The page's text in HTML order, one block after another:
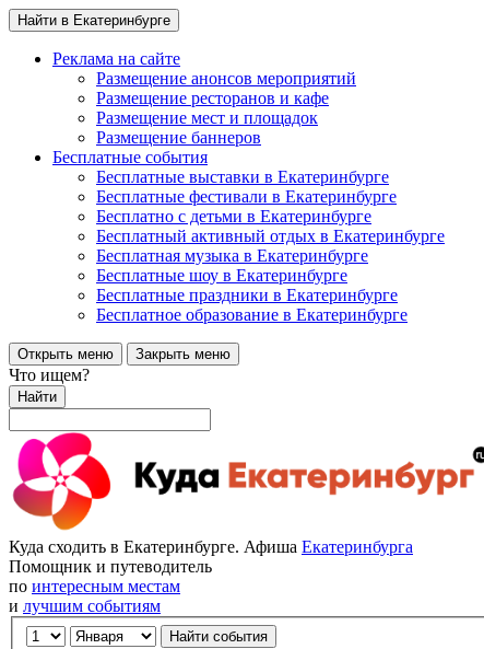
Найти в Екатеринбурге
Реклама на сайте
Размещение анонсов мероприятий
Размещение ресторанов и кафе
Размещение мест и площадок
Размещение баннеров
Бесплатные события
Бесплатные выставки в Екатеринбурге
Бесплатные фестивали в Екатеринбурге
Бесплатно с детьми в Екатеринбурге
Бесплатный активный отдых в Екатеринбурге
Бесплатная музыка в Екатеринбурге
Бесплатные шоу в Екатеринбурге
Бесплатные праздники в Екатеринбурге
Бесплатное образование в Екатеринбурге
Открыть меню Закрыть меню
Что ищем?
Найти
Куда сходить в Екатеринбурге. Афиша Екатеринбурга
Помощник и путеводитель
по интересным местам
и лучшим событиям